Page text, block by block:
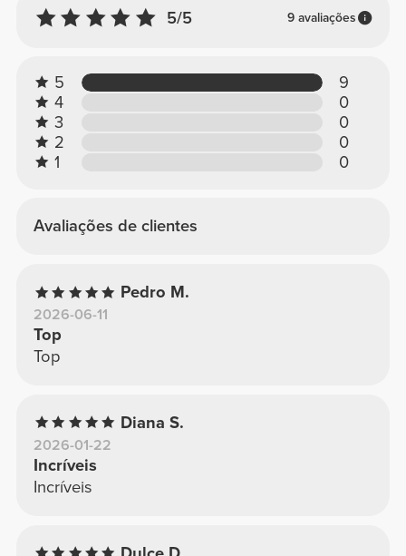
5/5 9 avaliações
5
9
4
0
3
0
2
0
1
0
Avaliações de clientes
Pedro M.
2026-06-11
Top
Top
Diana S.
2026-01-22
Incríveis
Incríveis